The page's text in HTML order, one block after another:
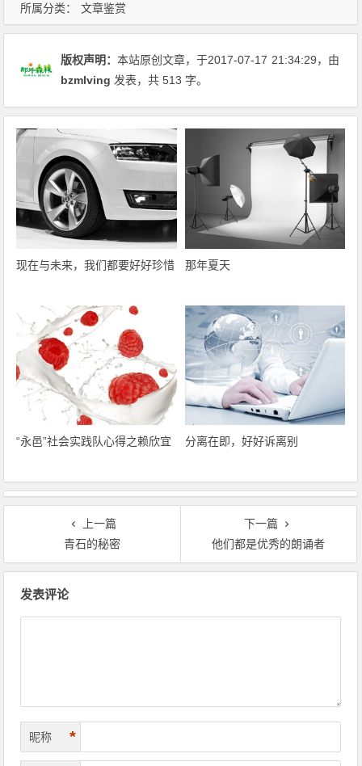
所属分类： 文章鉴赏
版权声明：本站原创文章，于2017-07-17 21:34:29，由
bzmlving 发表，共 513 字。
现在与未来，我们都要好好珍惜 那年夏天
“永邑”社会实践队心得之赖欣宜 分离在即，好好诉离别
上一篇
青石的秘密
下一篇
他们都是优秀的朗诵者
发表评论
昵称 *